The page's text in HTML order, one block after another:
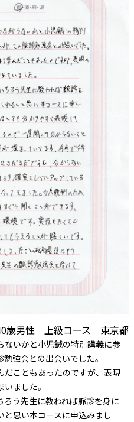
歳男性 上級コース 東京都
ないかと小児鍼の特別講義に参
強会との出会いでした。
だこともあったのですが、表現
ました。
ろう先生に教われば脈診を身に
思い本コースに申込みまし